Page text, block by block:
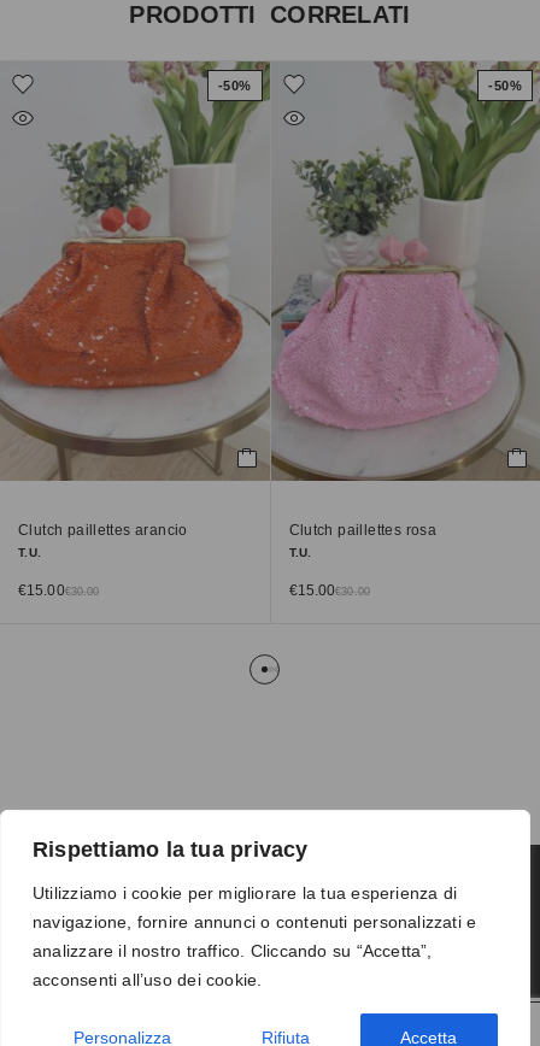
Rispettiamo la tua privacy
Utilizziamo i cookie per migliorare la tua esperienza di
navigazione, fornire annunci o contenuti personalizzati e
analizzare il nostro traffico. Cliccando su “Accetta”,
acconsenti all’uso dei cookie.
Personalizza Rifiuta Accetta
PRODOTTI CORRELATI
-50%
Clutch paillettes arancio
T.U.
€30.00
€15.00
-50%
Clutch paillettes rosa
T.U.
€30.00
€15.00
Termini e condizioni-Privacy-Reso